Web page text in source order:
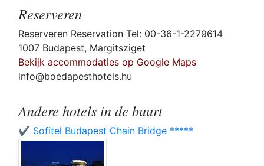
Reserveren
Reserveren Reservation Tel: 00-36-1-2279614
1007 Budapest, Margitsziget
Bekijk accommodaties op Google Maps
info@boedapesthotels.hu
Andere hotels in de buurt
✔️ Sofitel Budapest Chain Bridge *****